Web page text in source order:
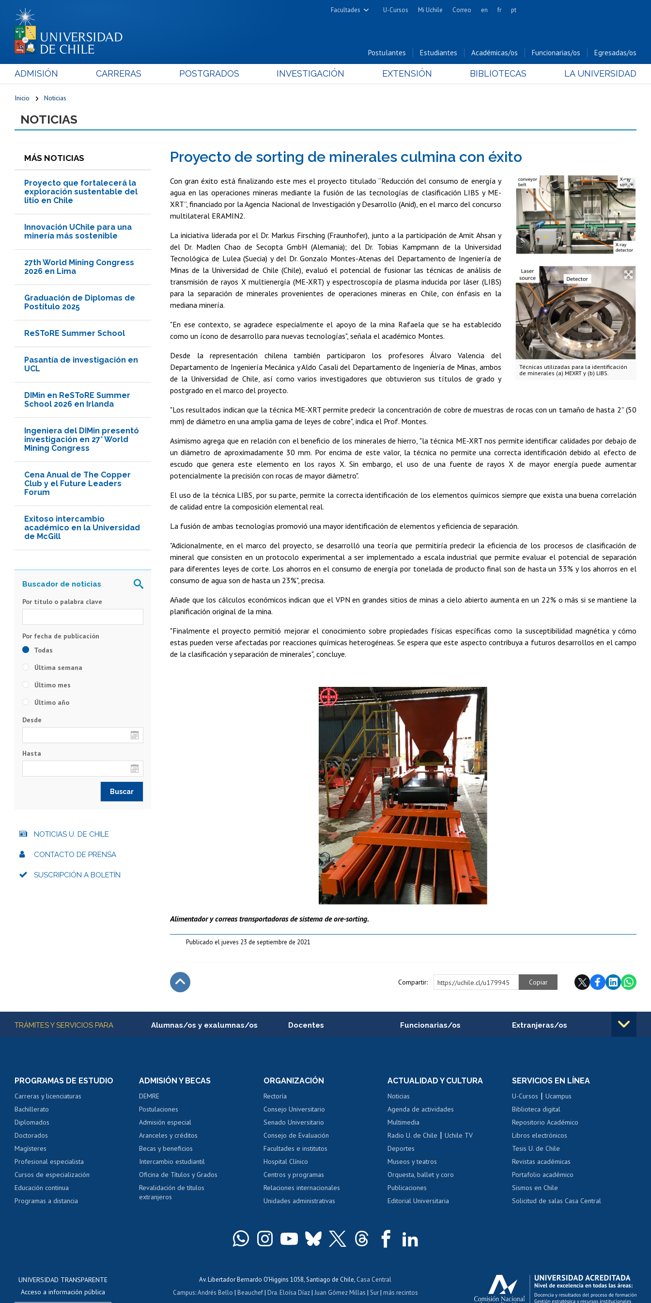
Facultades
Cs. Físicas y Matemáticas
Cs. Forestales y Conservación
Cs. Químicas y Farmacéuticas
Cs. Sociales
Estudios Avanzados en Educación
Estudios Internacionales
Alimentos
Hospital Clínico
U-Cursos Mi Uchile Correo en fr pt
Postulantes Estudiantes Académicas/os Funcionarias/os Egresadas/os
ADMISIÓN CARRERAS POSTGRADOS INVESTIGACIÓN EXTENSIÓN BIBLIOTECAS LA UNIVERSIDAD
Inicio Noticias
NOTICIAS
MÁS NOTICIAS
Proyecto que fortalecerá la
exploración sustentable del
litio en Chile
Innovación UChile para una
minería más sostenible
27th World Mining Congress
2026 en Lima
Graduación de Diplomas de
Postítulo 2025
ReSToRE Summer School
Pasantía de investigación en
UCL
DIMin en ReSToRE Summer
School 2026 en Irlanda
Ingeniera del DIMin presentó
investigación en 27° World
Mining Congress
Cena Anual de The Copper
Club y el Future Leaders
Forum
Exitoso intercambio
académico en la Universidad
de McGill
Proyecto de sorting de minerales culmina con éxito
Técnicas utilizadas para la identificación
de minerales (a) MEXRT y (b) LIBS.
Con gran éxito está finalizando este mes el proyecto titulado “Reducción del consumo de energía y
agua en las operaciones mineras mediante la fusión de las tecnologías de clasificación LIBS y ME-
XRT”, financiado por la Agencia Nacional de Investigación y Desarrollo (Anid), en el marco del concurso
multilateral ERAMIN2.
La iniciativa liderada por el Dr. Markus Firsching (Fraunhofer), junto a la participación de Amit Ahsan y
del Dr. Madlen Chao de Secopta GmbH (Alemania); del Dr. Tobias Kampmann de la Universidad
Tecnológica de Lulea (Suecia) y del Dr. Gonzalo Montes-Atenas del Departamento de Ingeniería de
Minas de la Universidad de Chile (Chile), evaluó el potencial de fusionar las técnicas de análisis de
transmisión de rayos X multienergía (ME-XRT) y espectroscopía de plasma inducida por láser (LIBS)
para la separación de minerales provenientes de operaciones mineras en Chile, con énfasis en la
mediana minería.
"En ese contexto, se agradece especialmente el apoyo de la mina Rafaela que se ha establecido
como un ícono de desarrollo para nuevas tecnologías", señala el académico Montes.
Desde la representación chilena también participaron los profesores Álvaro Valencia del
Departamento de Ingeniería Mecánica y Aldo Casali del Departamento de Ingeniería de Minas, ambos
de la Universidad de Chile, así como varios investigadores que obtuvieron sus títulos de grado y
postgrado en el marco del proyecto.
"Los resultados indican que la técnica ME-XRT permite predecir la concentración de cobre de muestras de rocas con un tamaño de hasta 2'' (50
mm) de diámetro en una amplia gama de leyes de cobre", indica el Prof. Montes.
Asimismo agrega que en relación con el beneficio de los minerales de hierro, "la técnica ME-XRT nos permite identificar calidades por debajo de
un diámetro de aproximadamente 30 mm. Por encima de este valor, la técnica no permite una correcta identificación debido al efecto de
escudo que genera este elemento en los rayos X. Sin embargo, el uso de una fuente de rayos X de mayor energía puede aumentar
potencialmente la precisión con rocas de mayor diámetro".
El uso de la técnica LIBS, por su parte, permite la correcta identificación de los elementos químicos siempre que exista una buena correlación
de calidad entre la composición elemental real.
La fusión de ambas tecnologías promovió una mayor identificación de elementos y eficiencia de separación.
"Adicionalmente, en el marco del proyecto, se desarrolló una teoría que permitiría predecir la eficiencia de los procesos de clasificación de
mineral que consisten en un protocolo experimental a ser implementado a escala industrial que permite evaluar el potencial de separación
para diferentes leyes de corte. Los ahorros en el consumo de energía por tonelada de producto final son de hasta un 33% y los ahorros en el
consumo de agua son de hasta un 23%", precisa.
Añade que los cálculos económicos indican que el VPN en grandes sitios de minas a cielo abierto aumenta en un 22% o más si se mantiene la
planificación original de la mina.
"Finalmente el proyecto permitió mejorar el conocimiento sobre propiedades físicas específicas como la susceptibilidad magnética y cómo
estas pueden verse afectadas por reacciones químicas heterogéneas. Se espera que este aspecto contribuya a futuros desarrollos en el campo
de la clasificación y separación de minerales", concluye.
Alimentador y correas transportadoras de sistema de ore-sorting.
Publicado el jueves 23 de septiembre de 2021
Compartir: https://uchile.cl/u179945 Copiar
Por título o palabra clave
Todas
Última semana
Último mes
Último año
Desde
Hasta
NOTICIAS U. DE CHILE
CONTACTO DE PRENSA
SUSCRIPCIÓN A BOLETÍN
Más información
TRÁMITES Y SERVICIOS PARA Alumnas/os y exalumnas/os
Servicio médico y dental
Pago de arancel y crédito alumnos
Pago de arancel y crédito exalumnos
Certificado de títulos y grados
Docentes
Perfeccionamiento
Evaluación docente
Calificación académica
Postulación al AUCAI
Funcionarias/os
Portal de movilidad interna
Certificado de renta
Certificado de renta
Extranjeras/os
Cursos de español
Mi Uchile Ayuda tecnológica Tarjeta TUI Acoso laboral, sexual y violencia Denuncias administrativas
PROGRAMAS DE ESTUDIO
Carreras y licenciaturas
Bachillerato
Diplomados
Doctorados
Magísteres
Profesional especialista
Cursos de especialización
Educación continua
Programas a distancia
ADMISIÓN Y BECAS
DEMRE
Postulaciones
Admisión especial
Aranceles y créditos
Becas y beneficios
Intercambio estudiantil
Oficina de Títulos y Grados
Revalidación de títulos
extranjeros
ORGANIZACIÓN
Rectoría
Consejo Universitario
Senado Universitario
Consejo de Evaluación
Facultades e institutos
Hospital Clínico
Centros y programas
Relaciones internacionales
Unidades administrativas
ACTUALIDAD Y CULTURA
Noticias
Agenda de actividades
Multimedia
Radio U. de Chile |Uchile TV
Deportes
Museos y teatros
Orquesta, ballet y coro
Publicaciones
Editorial Universitaria
SERVICIOS EN LÍNEA
U-Cursos |Ucampus
Biblioteca digital
Repositorio Académico
Libros electrónicos
Tesis U. de Chile
Revistas académicas
Portafolio académico
Sismos en Chile
Solicitud de salas Casa Central
UNIVERSIDAD TRANSPARENTE
Acceso a información pública
Av. Libertador Bernardo O'Higgins 1058, Santiago de Chile, Casa Central
Campus:Andrés Bello | Beauchef| Dra. Eloísa Díaz| Juan Gómez Millas | Sur| más recintos